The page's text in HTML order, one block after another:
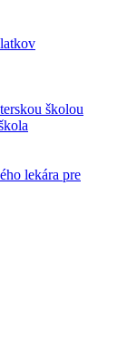
školou
lekára pre